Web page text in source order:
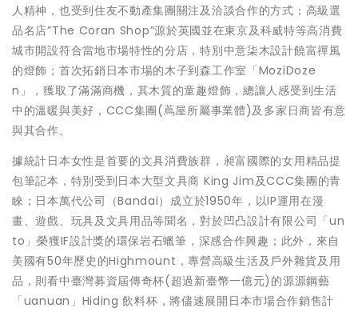
人精神，也受到住友不動產集團關注及洽談合作的方式；高級選
品名店”The Coran Shop”源於英國並在東京及科威特等高消費
城市開設符合當地市場特性的分店，特別中意柒木設計饒富禪風
的燈飾；首次拓銷日本市場的木子到森工作室「MoziDoze
n」，獲取了滿滿商機，其木質的童趣燈飾，總讓人感受到生活
中的溫暖與美好，CCC集團(蔦屋所屬事業體)及多家日商皆有意
與其合作。
據統計日本女性是首要的文具消費族群，昶富國際的女用精品提
包筆記本，特別受到日本大型文具商 King Jim及CCC集團的青
睞；日本萬代公司（Bandai）成立於1950年，以IP運用在漫
畫、遊戲、玩具及文具用品等聞名，對於凹凸設計有限公司「un
to」榮獲IF設計獎的環保岩石蠟筆，深感合作興趣；此外，來自
美國有50年歷史的Highmount，專營高級生活及戶外雜貨及用
品，則看中臺灣募資屆傳奇杯(超過新臺幣一億元)的源源鋼藝
「uanuan」Hiding 飲料杯，將儘速展開日本市場合作銷售計